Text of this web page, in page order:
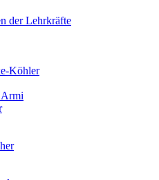
der Lehrkräfte
Köhler